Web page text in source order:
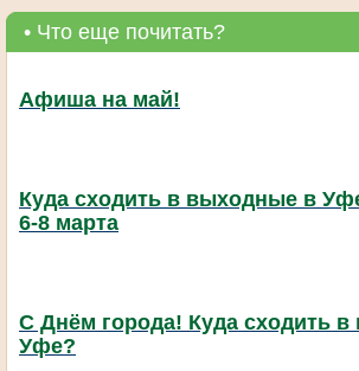
• Что еще почитать?
Афиша на май!
Куда сходить в выходные в
6-8 марта
С Днём города! Куда сходить
Уфе?